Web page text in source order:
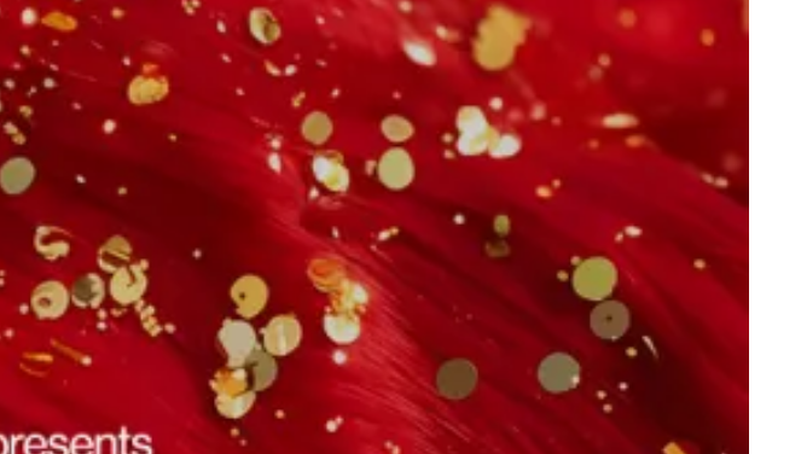
e città
Paolo
città